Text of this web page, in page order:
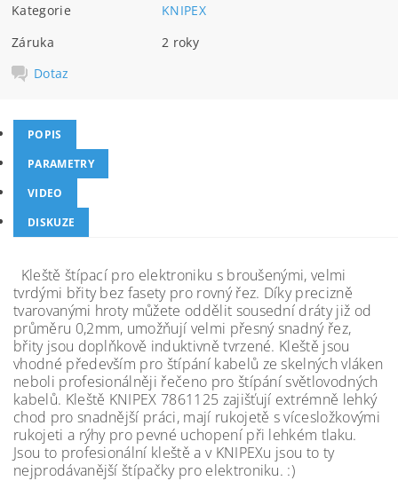
Kategorie
KNIPEX
Záruka
2 roky
Dotaz
POPIS
PARAMETRY
VIDEO
DISKUZE
Kleště štípací pro elektroniku s broušenými, velmi
tvrdými břity bez fasety pro rovný řez. Díky precizně
tvarovanými hroty můžete oddělit sousední dráty již od
průměru 0,2mm, umožňují velmi přesný snadný řez,
břity jsou doplňkově induktivně tvrzené. Kleště jsou
vhodné především pro štípání kabelů ze skelných vláken
neboli profesionálněji řečeno pro štípání světlovodných
kabelů. Kleště KNIPEX 7861125 zajišťují extrémně lehký
chod pro snadnější práci, mají rukojetě s vícesložkovými
rukojeti a rýhy pro pevné uchopení při lehkém tlaku.
Jsou to profesionální kleště a v KNIPEXu jsou to ty
nejprodávanější štípačky pro elektroniku. :)